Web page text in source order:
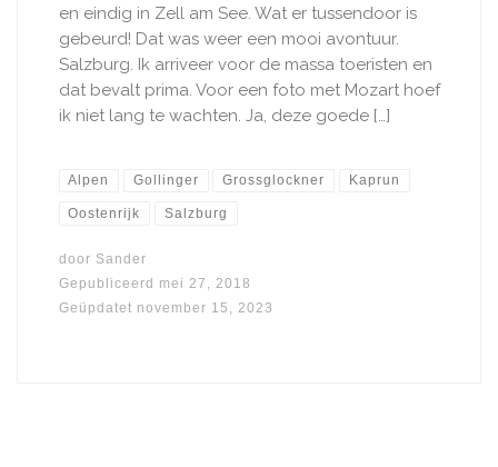
en eindig in Zell am See. Wat er tussendoor is
gebeurd! Dat was weer een mooi avontuur.
Salzburg. Ik arriveer voor de massa toeristen en
dat bevalt prima. Voor een foto met Mozart hoef
ik niet lang te wachten. Ja, deze goede […]
Alpen Gollinger Grossglockner Kaprun
Oostenrijk Salzburg
door Sander
Gepubliceerd mei 27, 2018
Geüpdatet november 15, 2023